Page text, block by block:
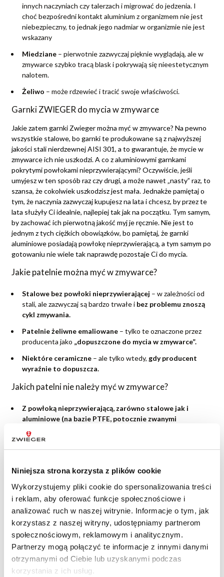
Niniejsza strona korzysta z plików cookie
Wykorzystujemy pliki cookie do spersonalizowania treści
i reklam, aby oferować funkcje społecznościowe i
analizować ruch w naszej witrynie. Informacje o tym, jak
korzystasz z naszej witryny, udostępniamy partnerom
społecznościowym, reklamowym i analitycznym.
Partnerzy mogą połączyć te informacje z innymi danymi
otrzymanymi od Ciebie lub uzyskanymi podczas
korzystania z ich usług.
innych naczyniach czy talerzach i migrować do jedzenia. I
choć bezpośredni kontakt aluminium z organizmem nie jest
niebezpieczny, to jednak jego nadmiar w organizmie nie jest
wskazany
Miedziane – pierwotnie zazwyczaj pięknie wyglądają, ale w
zmywarce szybko tracą blask i pokrywają się nieestetycznym
nalotem.
Żeliwo – może rdzewieć i tracić swoje właściwości.
Garnki ZWIEGER do mycia w zmywarce
Jakie zatem garnki Zwieger można myć w zmywarce? Na pewno
wszystkie stalowe, bo garnki te produkowane są z najwyższej
jakości stali nierdzewnej AISI 301, a to gwarantuje, że mycie w
zmywarce ich nie uszkodzi. A co z aluminiowymi garnkami
pokrytymi powłokami nieprzywierającymi? Oczywiście, jeśli
umyjesz w ten sposób raz czy drugi, a może nawet „nasty” raz, to
szansa, że cokolwiek uszkodzisz jest mała. Jednakże pamiętaj o
tym, że naczynia zazwyczaj kupujesz na lata i chcesz, by przez te
lata służyły Ci idealnie, najlepiej tak jak na początku. Tym samym,
by zachować ich pierwotną jakość myj je ręcznie. Nie jest to
jednym z tych ciężkich obowiązków, bo pamiętaj, że garnki
aluminiowe posiadają powłokę nieprzywierającą, a tym samym po
gotowaniu nie wiele tak naprawdę pozostaje Ci do mycia.
Jakie patelnie można myć w zmywarce?
Stalowe bez powłoki nieprzywierającej – w zależności od
stali, ale zazwyczaj są bardzo trwałe i bez problemu znoszą
cykl zmywania.
Patelnie żeliwne emaliowane – tylko te oznaczone przez
producenta jako „dopuszczone do mycia w zmywarce”.
Niektóre ceramiczne – ale tylko wtedy, gdy producent
wyraźnie to dopuszcza.
Jakich patelni nie należy myć w zmywarce?
Z powłoką nieprzywierającą, zarówno stalowe jak i
aluminiowe (na bazie PTFE, potocznie zwanymi
strumienie wody mogą przyspieszyć zużycie powłoki. W
praktyce oznacza to, że ta szybciej straci swoje właściwości
patelni, co będzie sprowadzało się do konieczności wymiany
Żeliwne bez powłoki– podobnie jak garnki, mogą z czasem
rdzewieć i tracić gładkość powierzchni.
Aluminiowe z dnem indukcyjnym typu lotos
(charakterystyczne kółka od spodu garnka)– podobnie
jak w garnkach dno w takich patelniach to stalowy dysk
nabijany na aluminium, z którego patelnia jest zrobiona. Na
spodzie naczyń aluminiowych pozostają odsłonięte